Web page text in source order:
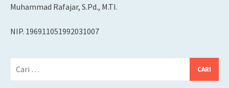
Muhammad Rafajar, S.Pd., M.TI.
NIP. 196911051992031007